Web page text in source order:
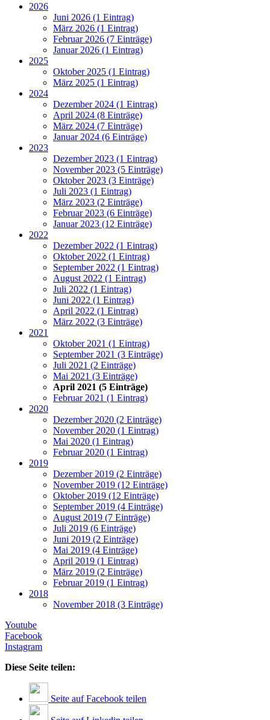
2026
Juni 2026 (1 Eintrag)
März 2026 (1 Eintrag)
Februar 2026 (7 Einträge)
Januar 2026 (1 Eintrag)
2025
Oktober 2025 (1 Eintrag)
März 2025 (1 Eintrag)
2024
Dezember 2024 (1 Eintrag)
April 2024 (8 Einträge)
März 2024 (7 Einträge)
Januar 2024 (6 Einträge)
2023
Dezember 2023 (1 Eintrag)
November 2023 (5 Einträge)
Oktober 2023 (3 Einträge)
Juli 2023 (1 Eintrag)
März 2023 (2 Einträge)
Februar 2023 (6 Einträge)
Januar 2023 (12 Einträge)
2022
Dezember 2022 (1 Eintrag)
Oktober 2022 (1 Eintrag)
September 2022 (1 Eintrag)
August 2022 (1 Eintrag)
Juli 2022 (1 Eintrag)
Juni 2022 (1 Eintrag)
April 2022 (1 Eintrag)
März 2022 (3 Einträge)
2021
Oktober 2021 (1 Eintrag)
September 2021 (3 Einträge)
Juli 2021 (2 Einträge)
Mai 2021 (3 Einträge)
April 2021 (5 Einträge)
Februar 2021 (1 Eintrag)
2020
Dezember 2020 (2 Einträge)
November 2020 (1 Eintrag)
Mai 2020 (1 Eintrag)
Februar 2020 (1 Eintrag)
2019
Dezember 2019 (2 Einträge)
November 2019 (12 Einträge)
Oktober 2019 (12 Einträge)
September 2019 (4 Einträge)
August 2019 (7 Einträge)
Juli 2019 (6 Einträge)
Juni 2019 (2 Einträge)
Mai 2019 (4 Einträge)
April 2019 (1 Eintrag)
März 2019 (2 Einträge)
Februar 2019 (1 Eintrag)
2018
November 2018 (3 Einträge)
Youtube
Facebook
Instagram
Diese Seite teilen:
Seite auf Facebook teilen